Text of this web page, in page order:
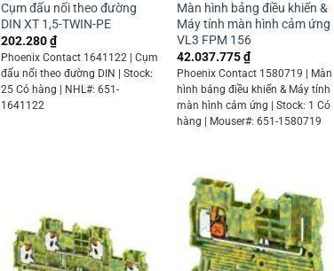
Cụm đấu nối theo đường
DIN XT 1,5-TWIN-PE
202.280₫
Phoenix Contact 1641122 | Cụm
đấu nối theo đường DIN | Stock:
25 Có hàng | NHL#: 651-
1641122
Màn hình bảng điều khiển &
Máy tính màn hình cảm ứng
VL3 FPM 156
42.037.775₫
Phoenix Contact 1580719 | Màn
hình bảng điều khiển & Máy tính
màn hình cảm ứng | Stock: 1 Có
hàng | Mouser#: 651-1580719